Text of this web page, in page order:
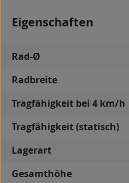
Eigenschaften
Rad-Ø
Radbreite
Tragfähigkeit bei 4 km/h
Tragfähigkeit (statisch)
Lagerart
Gesamthöhe